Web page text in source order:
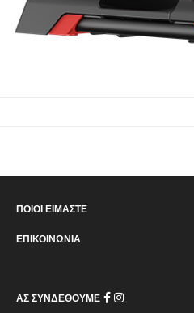
ΠΟΙΟΙ ΕΙΜΑΣΤΕ
ΕΠΙΚΟΙΝΩΝΙΑ
ΑΣ ΣΥΝΔΕΘΟΥΜΕ